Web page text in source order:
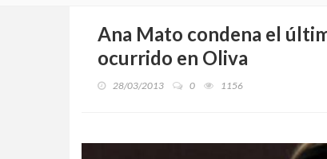
Ana Mato condena el
ocurrido en Oliva
28/03/2013 0 1156